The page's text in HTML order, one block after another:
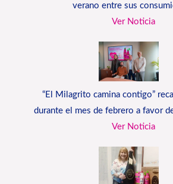
verano entre sus
Ver Noticia
“El Milagrito camina contigo”
durante el mes de febrero a favor
Ver Noticia